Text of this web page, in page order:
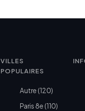
VILLES
POPULAIRES
Autre (120)
Paris 8e (110)